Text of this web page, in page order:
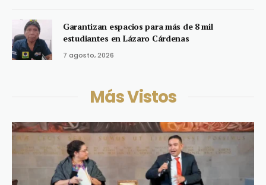
Garantizan espacios para más de 8 mil
estudiantes en Lázaro Cárdenas
7 agosto, 2026
Más Vistos